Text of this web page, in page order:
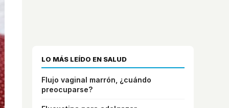
LO MÁS LEÍDO EN SALUD
Flujo vaginal marrón, ¿cuándo
preocuparse?